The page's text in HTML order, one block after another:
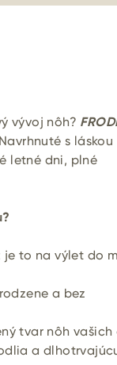
vývoj nôh?
s láskou
letné dni, plné
je to na výlet do
a bez
tvar nôh vašich
a